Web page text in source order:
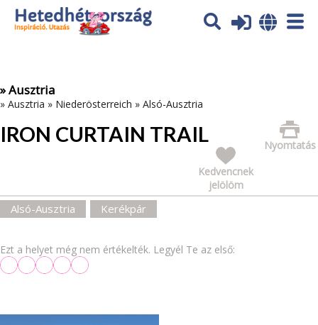
Az oldal sütiket (cookies) használ. További tájékoztatás itt:
Adatvédelmi tájékoztató
» Ausztria
» Ausztria » Niederösterreich » Alsó-Ausztria
IRON CURTAIN TRAIL
Nyomtatás
Kedvencnek
jelölöm
Alsó-Ausztria Kerékpár
Ezt a helyet még nem értékelték. Legyél Te az első: